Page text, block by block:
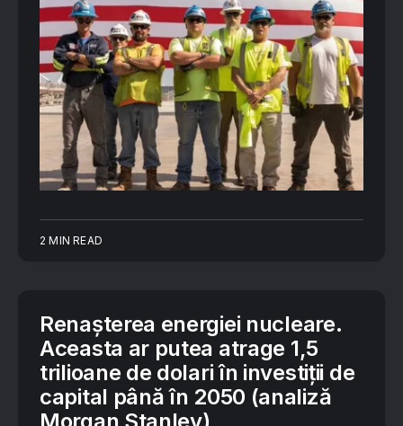
2 MIN READ
Renașterea energiei nucleare.
Aceasta ar putea atrage 1,5
trilioane de dolari în investiții de
capital până în 2050 (analiză